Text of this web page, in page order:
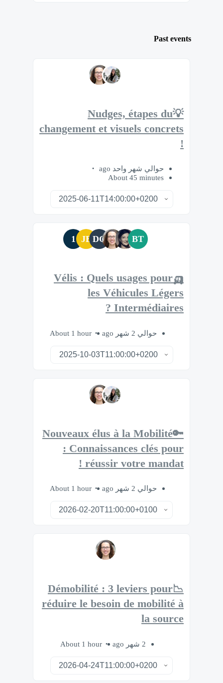
Past events
💡Nudges, étapes du
changement et visuels concrets
!
حوالي شهر واحد ago
About 45 minutes
BT
DG
JB
1
🛺Vélis : Quels usages pour
les Véhicules Légers
Intermédiaires ?
حوالي 2 شهر ago About 1 hour
🔑Nouveaux élus à la Mobilité
: Connaissances clés pour
réussir votre mandat !
حوالي 2 شهر ago About 1 hour
📉Démobilité : 3 leviers pour
réduire le besoin de mobilité à
la source
2 شهر ago About 1 hour